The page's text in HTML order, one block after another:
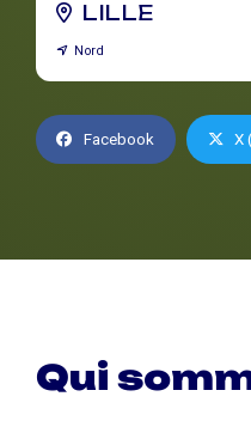
LILLE
Nord
Facebook X
Qui